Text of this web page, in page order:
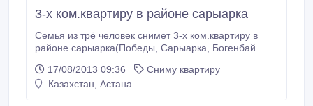
3-х ком.квартиру в районе сарыарка
Семья из трё человек снимет 3-х ком.квартиру в
районе сарыарка(Победы, Сарыарка, Богенбай
17/08/2013 09:36
Сниму квартиру
Казахстан, Астана